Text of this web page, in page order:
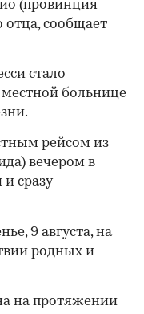
(провинция
отца,сообщает
стало
местной больнице
рейсом из
вечером в
сразу
9 августа, на
родных и
на протяжении